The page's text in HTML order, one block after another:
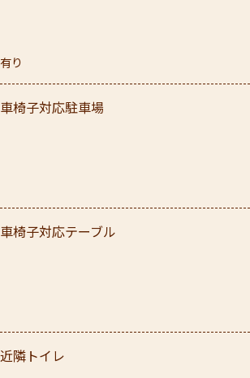
有り
車椅子対応駐車場
車椅子対応テーブル
近隣トイレ